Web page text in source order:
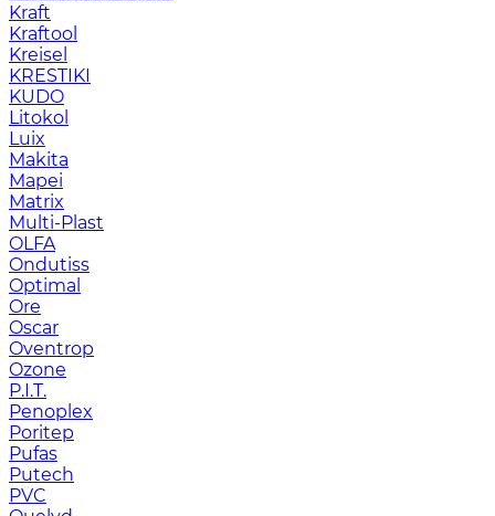
Kraft
Kraftool
Kreisel
KRESTIKI
KUDO
Litokol
Luix
Makita
Mapei
Matrix
Multi-Plast
OLFA
Ondutiss
Optimal
Ore
Oscar
Oventrop
Ozone
P.I.T.
Penoplex
Poritep
Pufas
Putech
PVC